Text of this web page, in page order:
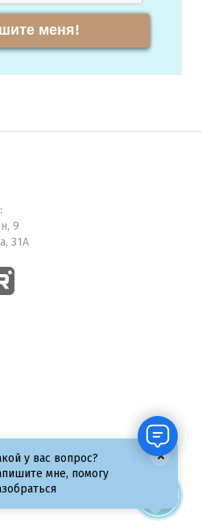
меня!
9
31А
у вас вопрос?
мне, помогу
×